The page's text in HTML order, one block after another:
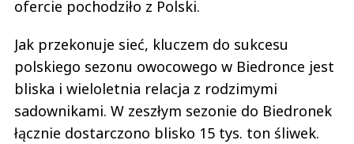
ofercie pochodziło z Polski.
Jak przekonuje sieć, kluczem do sukcesu
polskiego sezonu owocowego w Biedronce jest
bliska i wieloletnia relacja z rodzimymi
sadownikami. W zeszłym sezonie do Biedronek
łącznie dostarczono blisko 15 tys. ton śliwek.